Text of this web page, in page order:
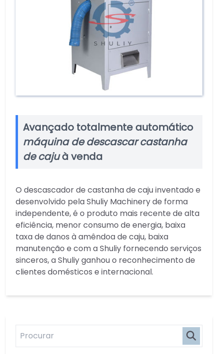
Avançado totalmente automático
máquina de descascar castanha
de cajuà venda
O descascador de castanha de caju inventado e
desenvolvido pela Shuliy Machinery de forma
independente, é o produto mais recente de alta
eficiência, menor consumo de energia, baixa
taxa de danos à amêndoa de caju, baixa
manutenção e com a Shuliy fornecendo serviços
sinceros, a Shuliy ganhou o reconhecimento de
clientes domésticos e internacional.